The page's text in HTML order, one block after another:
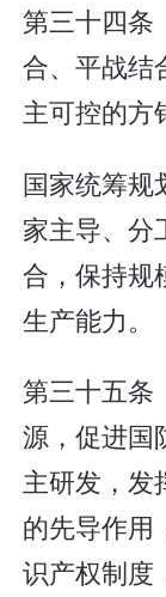
第三十四
合、平战结
主可控的方
国家统筹规
家主导、分
合，保持规
生产能力。
第三十五
源，促进国
主研发，发
的先导作用
识产权制度